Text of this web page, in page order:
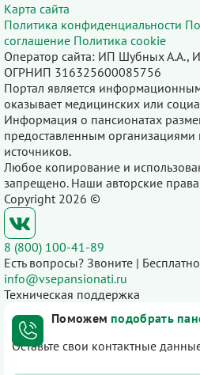
Карта сайта
Политика конфиденциальности
соглашение Политика cookie
Оператор сайта: ИП Шубных А.А.,
ОГРНИП 316325600085756
Портал является
оказывает медицинских или
Информация о пансионатах
предоставленным организациями
источников.
Любое копирование и
запрещено. Наши авторские
Copyright 2026 ©
8 (800) 100-41-89
Есть вопросы? Звоните |
info@vsepansionati.ru
Техническая поддержка
Поможем подобрать
Оставьте свои контактные